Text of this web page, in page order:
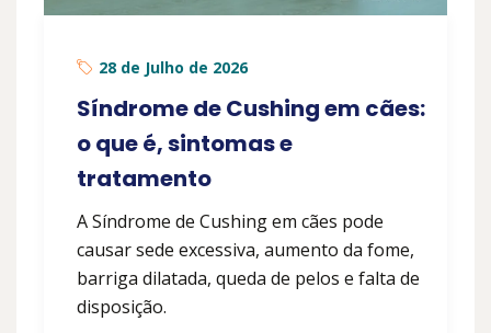
28 de Julho de 2026
Síndrome de Cushing em cães:
o que é, sintomas e
tratamento
A Síndrome de Cushing em cães pode
causar sede excessiva, aumento da fome,
barriga dilatada, queda de pelos e falta de
disposição.